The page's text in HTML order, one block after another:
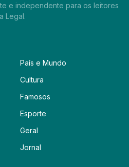
e independente para os leitores
Legal.
País e Mundo
Cultura
Famosos
Esporte
Geral
Jornal